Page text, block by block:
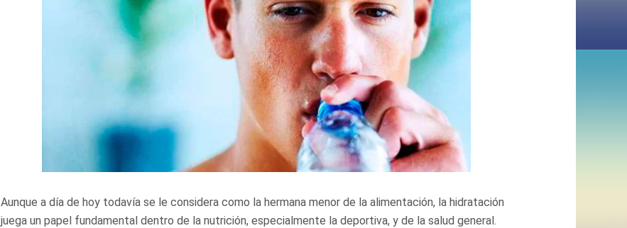
Aunque a día de hoy todavía se le considera como la hermana menor de la alimentación, la hidratación
juega un papel fundamental dentro de la nutrición, especialmente la deportiva, y de la salud general.